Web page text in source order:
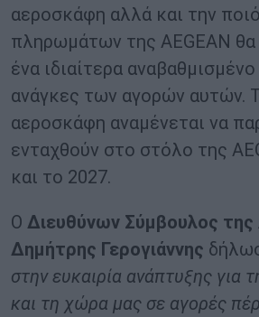
αεροσκάφη αλλά και την
πληρωμάτων της AEGEAN θα
ένα ιδιαίτερα
ανάγκες των αγορών αυτών.
αεροσκάφη αναμένεται να
ενταχθούν στο στόλο της
και το 2027.
Ο Διευθύνων Σύμβουλος της
Δημήτρης Γερογιάννης
στην ευκαιρία ανάπτυξης για
και τη χώρα μας σε αγορές